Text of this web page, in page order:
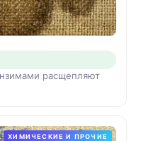
расщепляют
ХИМИЧЕСКИЕ И ПРОЧИЕ